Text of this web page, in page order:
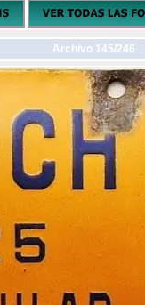
Archivo 145/246